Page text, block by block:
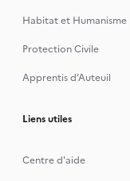
Habitat et Humanisme
Protection Civile
Apprentis d’Auteuil
Liens utiles
Centre d'aide